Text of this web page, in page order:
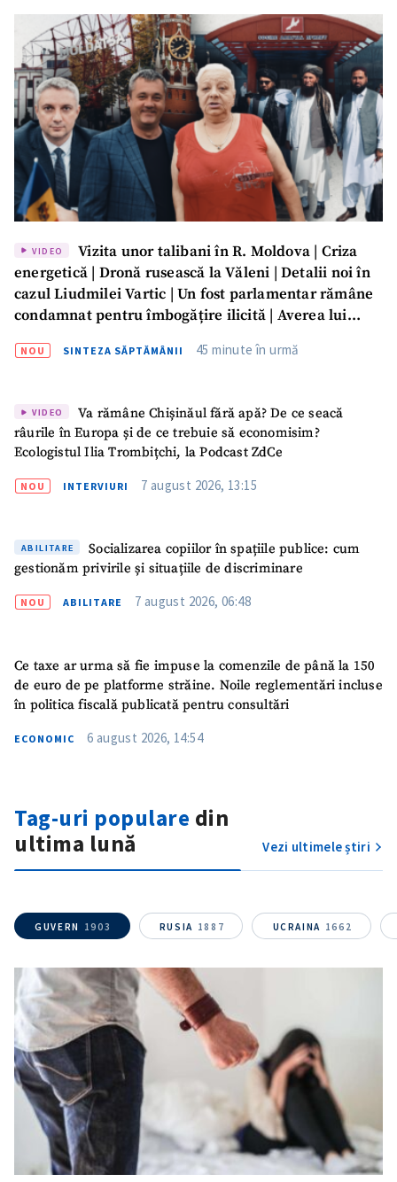
VIDEO
Vizita unor talibani în R. Moldova | Criza
energetică | Dronă rusească la Văleni | Detalii noi în
cazul Liudmilei Vartic | Un fost parlamentar rămâne
condamnat pentru îmbogățire ilicită | Averea lui
GARDĂ
NOU SINTEZA SĂPTĂMÂNII 45 minute în urmă
VIDEO
Va rămâne Chișinăul fără apă? De ce seacă
râurile în Europa și de ce trebuie să economisim?
Ecologistul Ilia Trombițchi, la Podcast ZdCe
NOU INTERVIURI 7 august 2026, 13:15
ABILITARE
Socializarea copiilor în spațiile publice: cum
gestionăm privirile și situațiile de discriminare
NOU ABILITARE 7 august 2026, 06:48
Ce taxe ar urma să fie impuse la comenzile de până la 150
de euro de pe platforme străine. Noile reglementări incluse
în politica fiscală publicată pentru consultări
ECONOMIC 6 august 2026, 14:54
Tag-uri populare din
ultima lună
Vezi ultimele știri
GUVERN 1903 RUSIA 1887 UCRAINA 1662
Fotografie
+ Încarcă imagine
Link media+ Link media
Mesajul știrei
+ Mesajul știrei
CONTACT SURSĂ
Nume+ Numele meu
Email+ Emailul meu
Telefon
+ Telefon personal
acord cupolitica de
confidențialitate.
TRIMITE ȘTIREA